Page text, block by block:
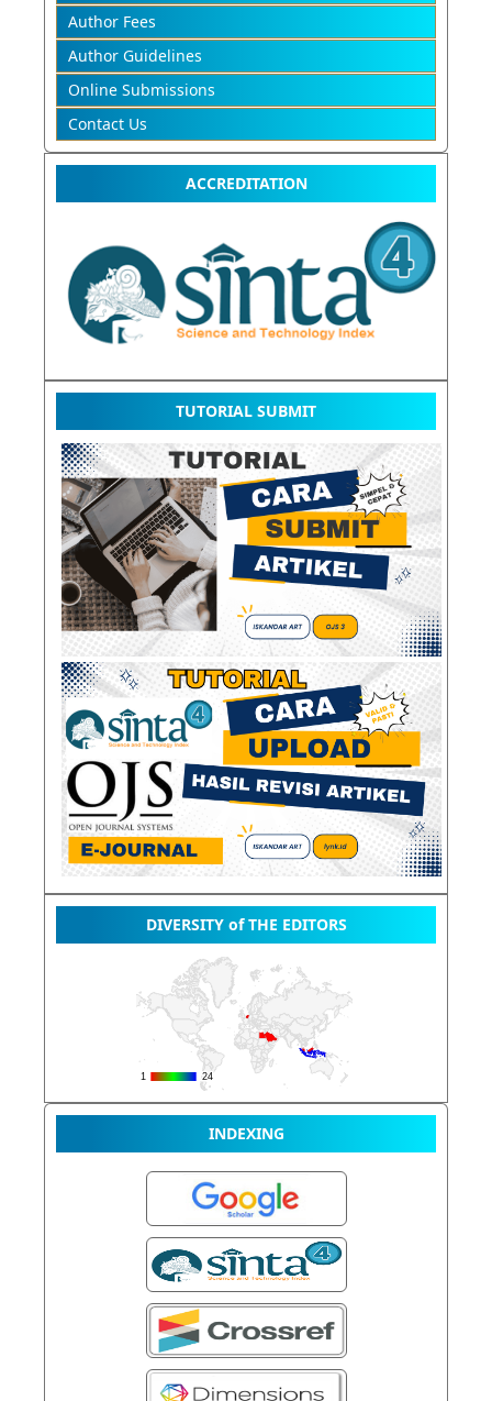
Author Fees
Author Guidelines
Online Submissions
Contact Us
ACCREDITATION
TUTORIAL SUBMIT
DIVERSITY of THE EDITORS
INDEXING